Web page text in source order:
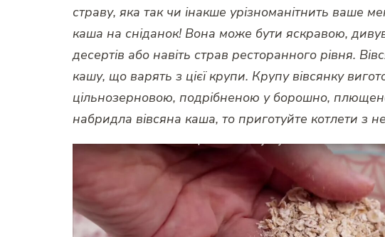
страву, яка так чи інакше урізноманітнить ваше
каша на сніданок! Вона може бути яскравою,
десертів або навіть страв ресторанного рівня.
кашу, що варять з цієї крупи. Крупу вівсянку
цільнозерновою, подрібненою у борошно,
набридла вівсяна каша, то приготуйте котлети з